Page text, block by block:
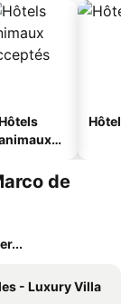
de
- Luxury Villa